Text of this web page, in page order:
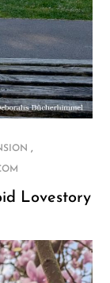
,
Lovestory